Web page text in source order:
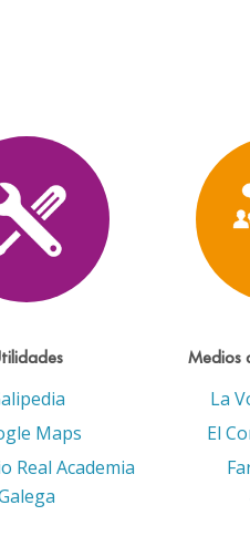
Maps
Real Academia
Medios
La
El